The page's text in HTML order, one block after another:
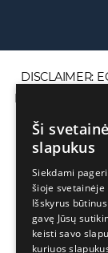
DISCLAIMER:
Firm and NOT
or provide
financial
Service
assets
Electronic
Ši
slapukus
Siekdami
šioje svetainėje
Išskyrus
gavę Jūsų
keisti savo
kuriuos